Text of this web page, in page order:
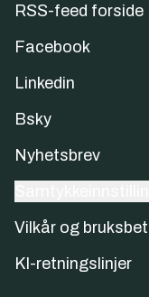
RSS-feed forside
Facebook
Linkedin
Bsky
Nyhetsbrev
Vilkår og
KI-retningslinjer